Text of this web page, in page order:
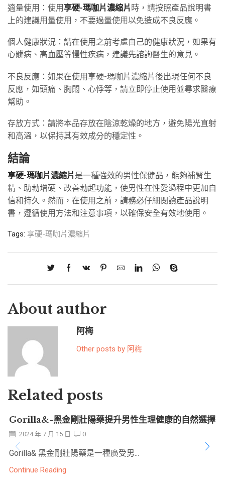
適量使用：使用享硬-瑪咖片濃縮片 時，請按照產品說明書
上的建議用量使用，不要過量使用以免造成不良反應。
個人健康狀況：請在使用之前考慮自己的健康狀況，如果有
心髒病、高血壓等慢性疾病，建議先諮詢醫生的意見。
不良反應：如果在使用享硬-瑪咖片濃縮片後出現任何不良
反應，如頭痛、胸悶、心悸等，請立即停止使用並尋求醫療
幫助。
存放方式：請將本品存放在陰涼乾燥的地方，避免陽光直射
和高溫，以保持其有效成分的穩定性。
結論
享硬-瑪咖片濃縮片 是一種強效的男性保健品，能夠補腎生
精、助勃增硬、改善勃起功能，使男性在性愛過程中更加自
信和持久。然而，在使用之前，請務必仔細閱讀產品說明
書，遵循使用方法和注意事項，以確保安全有效地使用。
Tags: 享硬-瑪咖片濃縮片
About author
阿梅
Other posts by 阿梅
Related posts
Gorilla&-黑金剛壯陽藥提升男性生理健康的自然選擇
2024 年 7 月 15 日 0
Gorilla& 黑金剛壯陽藥是一種廣受男...
Continue Reading